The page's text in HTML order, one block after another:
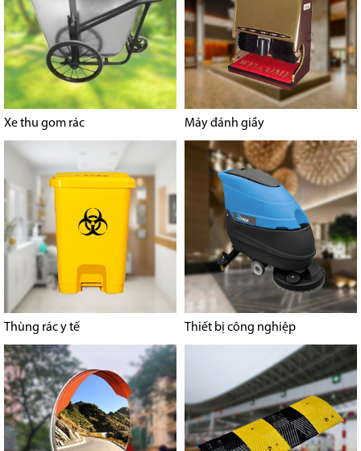
Xe thu gom rác Máy đánh giầy
Thùng rác y tế Thiết bị công nghiệp